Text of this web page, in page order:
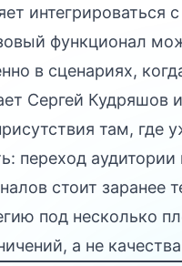
функционал
в сценариях,
Сергей Кудряшов
там, где
переход
стоит заранее
под несколько
а не